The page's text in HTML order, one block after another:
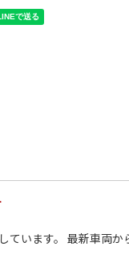
ています。 最新車両